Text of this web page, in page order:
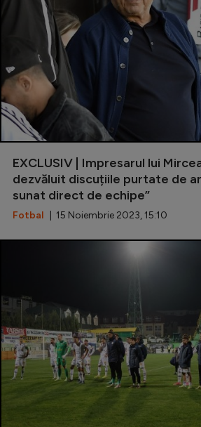
EXCLUSIV | Impresarul lui
dezvăluit discuțiile purtate de
sunat direct de echipe”
Fotbal | 15 Noiembrie 2023, 15:10